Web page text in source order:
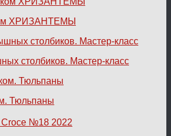
ХРИЗАНТЕМЫ
столбиков. Мастер-класс
Тюльпаны